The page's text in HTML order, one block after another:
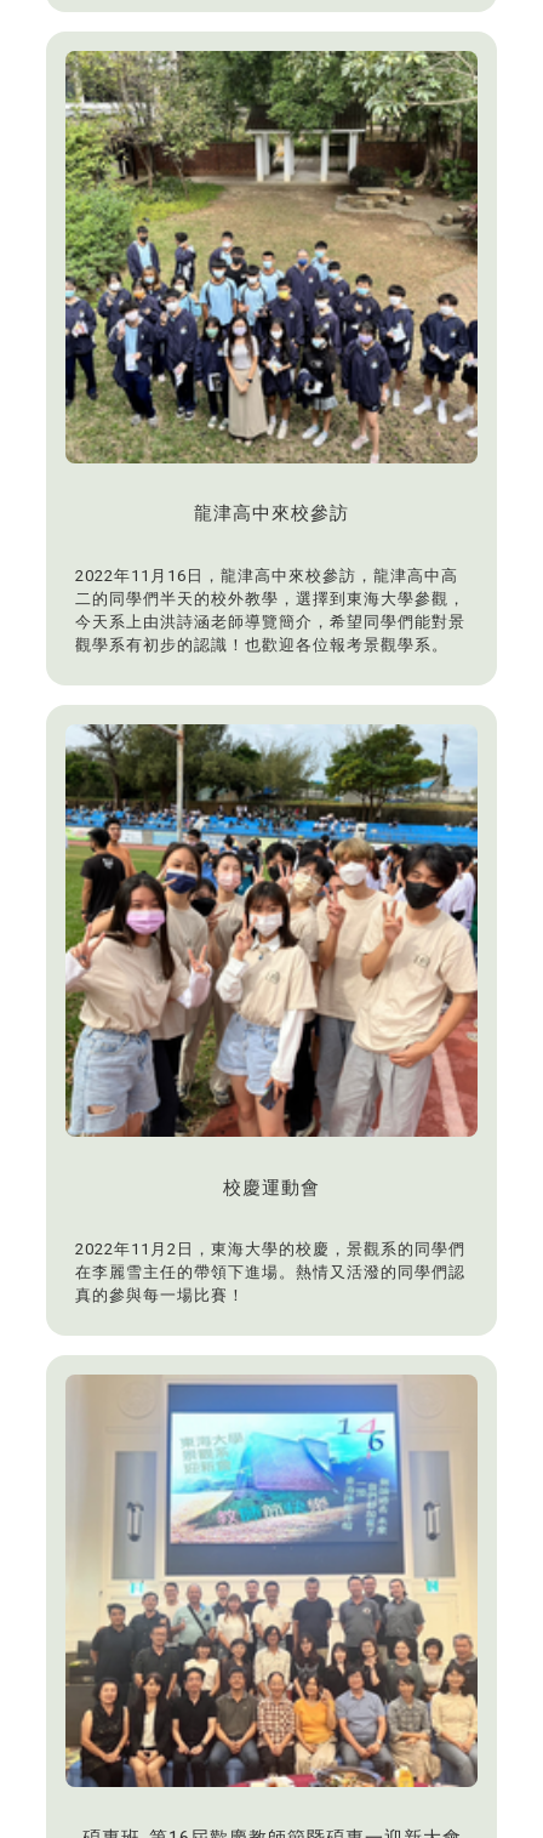
龍津高中來校參訪
2022年11月16日，龍津高中來校參訪，龍津高中高
二的同學們半天的校外教學，選擇到東海大學參觀，
今天系上由洪詩涵老師導覽簡介，希望同學們能對景
觀學系有初步的認識！也歡迎各位報考景觀學系。
校慶運動會
2022年11月2日，東海大學的校慶，景觀系的同學們
在李麗雪主任的帶領下進場。熱情又活潑的同學們認
真的參與每一場比賽！